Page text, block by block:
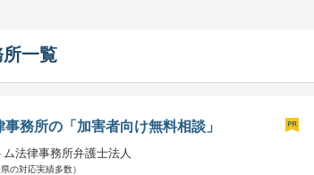
一覧
事務所の「加害者向け無料相談」
法律事務所弁護士法人
県の対応実績多数）